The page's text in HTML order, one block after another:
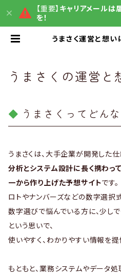
【重要】 キャリアメールは
を！
うまさく運営と想
うまさくの運営と
うまさくってどん
うまさくは、大手企業が開発した仕
分析とシステム設計に長く携わっ
一から作り上げた予想サイトです。
ロトやナンバーズなどの数字選択
数字選びで悩んでいる方に、少し
という思いで、
使いやすく、わかりやすい情報を提
もともと、業務システムやデータ処